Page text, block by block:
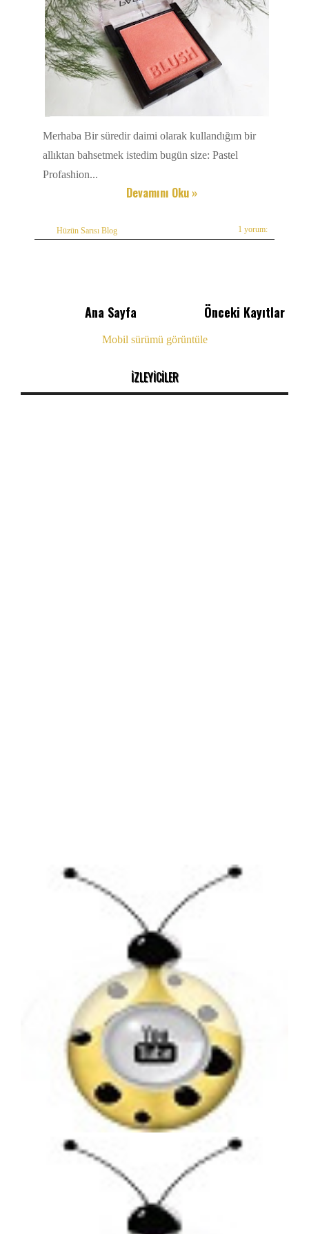
Merhaba Bir süredir daimi olarak kullandığım bir
allıktan bahsetmek istedim bugün size: Pastel
Profashion...
Devamını Oku »
Hüzün Sarısı Blog 1 yorum:
Önceki Kayıtlar
Ana Sayfa
Mobil sürümü görüntüle
İZLEYİCİLER